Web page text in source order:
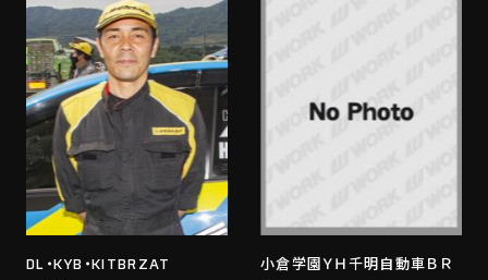
DL・KYB・KITBRZAT
小倉学園ＹＨ千明自動車ＢＲ